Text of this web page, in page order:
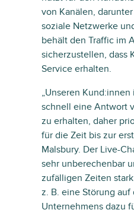
von Kanälen,
soziale Netzwerke
behält den Traffic im
sicherzustellen, dass
Service erhalten.
„Unseren
schnell eine Antwort
zu erhalten, daher
für die Zeit bis zur
Malsbury. Der Live-
sehr unberechenbar
zufälligen Zeiten
z. B. eine Störung auf
Unternehmens dazu